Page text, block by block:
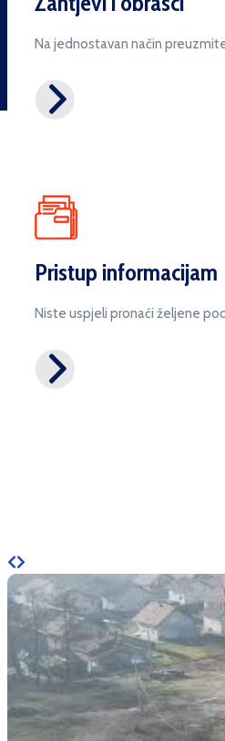
Na jednostavan način
Pristup informacijam
Niste uspjeli pronaći željene